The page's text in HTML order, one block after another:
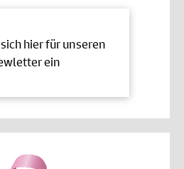
hier für unseren
ein